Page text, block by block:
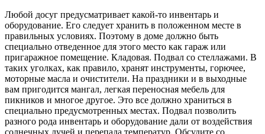
Любой досуг предусматривает какой-то инвентарь и
оборудование. Его следует хранить в положенном месте в
правильных условиях. Поэтому в доме должно быть
специально отведенное для этого место как гараж или
пригаражное помещение. Кладовая. Подвал со стеллажами. В
таких уголках, как правило, хранят инструменты, горючее,
моторные масла и очистители. На праздники и в выходные
вам пригодится мангал, легкая переносная мебель для
пикников и многое другое. Это все должно храниться в
специально предусмотренных местах. Подвал позволить
разного рода инвентарь и оборудование дали от воздействия
солнечных лучей и перепада температур. Обсудите со